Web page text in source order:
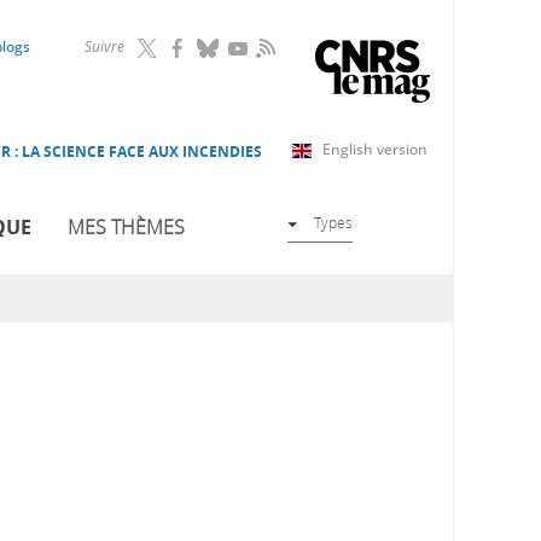
Suivre RSS
English version
: LA SCIENCE FACE AUX INCENDIES
MES THÈMES Types